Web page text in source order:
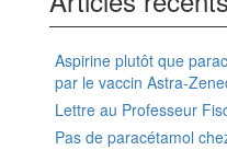
Aspirine plutôt que
par le vaccin Astra-
Lettre au Professeur
Pas de paracétamol